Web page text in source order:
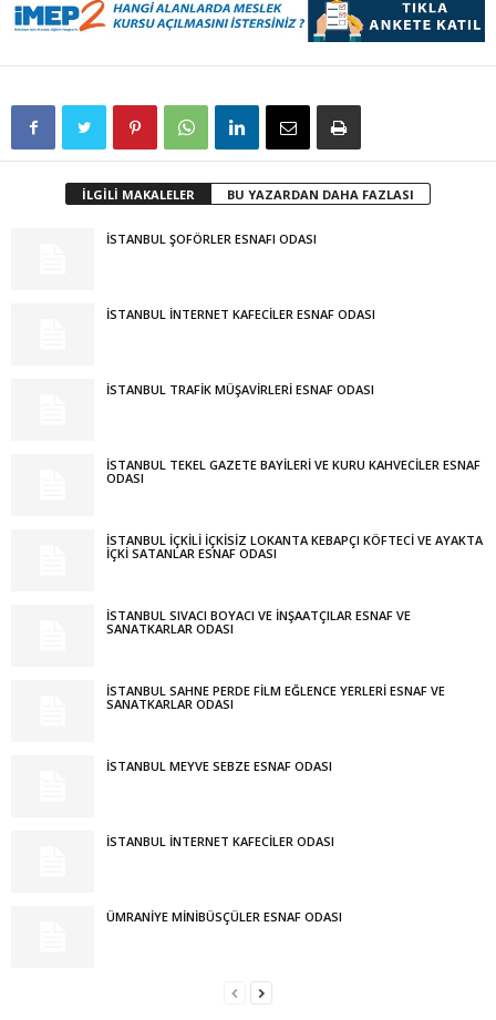
İLGİLİ MAKALELER BU YAZARDAN DAHA FAZLASI
İSTANBUL ŞOFÖRLER ESNAFI ODASI
İSTANBUL İNTERNET KAFECİLER ESNAF ODASI
İSTANBUL TRAFİK MÜŞAVİRLERİ ESNAF ODASI
İSTANBUL TEKEL GAZETE BAYİLERİ VE KURU KAHVECİLER ESNAF
ODASI
İSTANBUL İÇKİLİ İÇKİSİZ LOKANTA KEBAPÇI KÖFTECİ VE AYAKTA
İÇKİ SATANLAR ESNAF ODASI
İSTANBUL SIVACI BOYACI VE İNŞAATÇILAR ESNAF VE
SANATKARLAR ODASI
İSTANBUL SAHNE PERDE FİLM EĞLENCE YERLERİ ESNAF VE
SANATKARLAR ODASI
İSTANBUL MEYVE SEBZE ESNAF ODASI
İSTANBUL İNTERNET KAFECİLER ODASI
ÜMRANİYE MİNİBÜSÇÜLER ESNAF ODASI